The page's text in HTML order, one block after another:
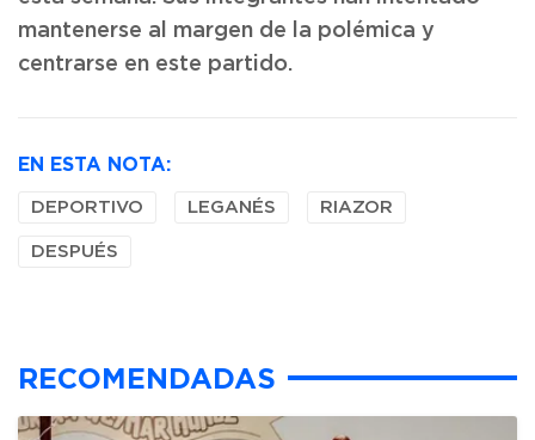
mantenerse al margen de la polémica y
centrarse en este partido.
EN ESTA NOTA:
DEPORTIVO LEGANÉS RIAZOR
DESPUÉS
RECOMENDADAS